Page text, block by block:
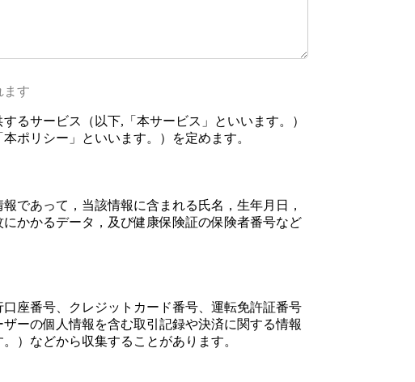
ます
るサービス（以下,「本サービス」といいます。）
ポリシー」といいます。）を定めます。
であって，当該情報に含まれる氏名，生年月日，
かかるデータ，及び健康保険証の保険者番号など
座番号、クレジットカード番号、運転免許証番号
ーの個人情報を含む取引記録や決済に関する情報
）などから収集することがあります。